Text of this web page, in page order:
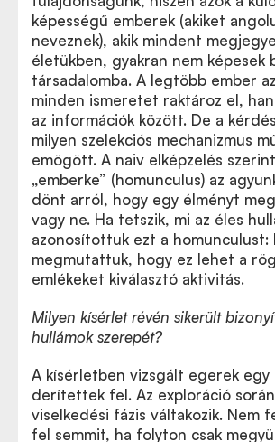
képességű emberek (akiket
neveznek), akik mindent
életükben, gyakran nem képesek
társadalomba. A legtöbb ember
minden ismeretet raktároz el,
az információk között. De a
milyen szelekciós mechanizmus
emögött. A naiv elképzelés
„emberke” (homunculus) az
dönt arról, hogy egy élményt
vagy ne. Ha tetszik, mi az éles
azonosítottuk ezt a homunculust:
megmutattuk, hogy ez lehet a
emlékeket kiválasztó aktivitás.
Milyen kísérlet révén sikerült
hullámok szerepét?
A kísérletben vizsgált egerek
derítettek fel. Az exploráció
viselkedési fázis váltakozik. Nem
fel semmit, ha folyton csak